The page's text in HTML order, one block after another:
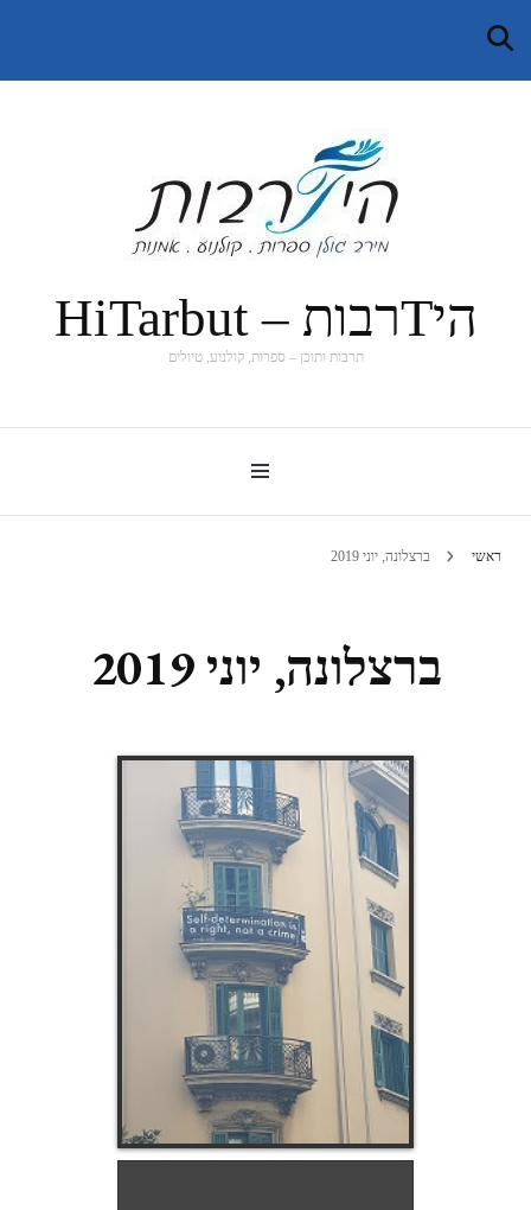
היTרבות – HiTarbut
תרבות ותוכן – ספרות, קולנוע, טיולים
ראשי ברצלונה, יוני 2019
ברצלונה, יוני 2019